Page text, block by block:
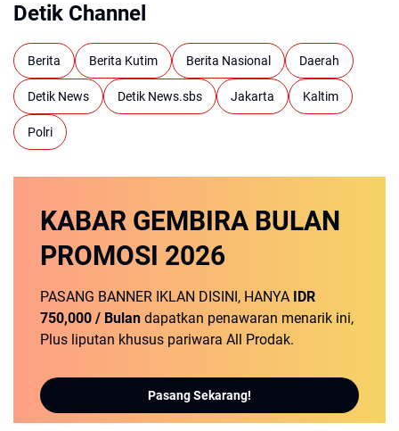
Detik Channel
Berita Berita Kutim Berita Nasional Daerah
Detik News Detik News.sbs Jakarta Kaltim
Polri
KABAR GEMBIRA BULAN
PROMOSI 2026
PASANG BANNER IKLAN DISINI, HANYA IDR
750,000 / Bulan dapatkan penawaran menarik ini,
Plus liputan khusus pariwara All Prodak.
Pasang Sekarang!